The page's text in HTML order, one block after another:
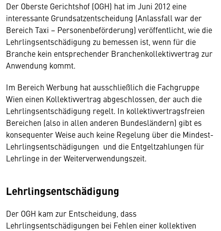
Der Oberste Gerichtshof (OGH) hat im Juni 2012 eine
interessante Grundsatzentscheidung (Anlassfall war der
Bereich Taxi – Personenbeförderung) veröffentlicht, wie die
Lehrlingsentschädigung zu bemessen ist, wenn für die
Branche kein entsprechender Branchenkollektivvertrag zur
Anwendung kommt.
Im Bereich Werbung hat ausschließlich die Fachgruppe
Wien einen Kollektivvertrag abgeschlossen, der auch die
Lehrlingsentschädigung regelt. In kollektivvertragsfreien
Bereichen (also in allen anderen Bundesländern) gibt es
konsequenter Weise auch keine Regelung über die Mindest-
Lehrlingsentschädigungen und die Entgeltzahlungen für
Lehrlinge in der Weiterverwendungszeit.
Lehrlingsentschädigung
Der OGH kam zur Entscheidung, dass
Lehrlingsentschädigungen bei Fehlen einer kollektiven